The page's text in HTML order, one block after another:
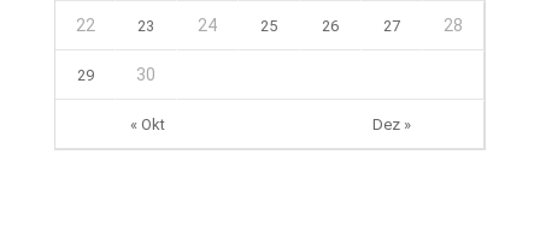
« Okt Dez »
22 23 24 25 26 27 28
29 30